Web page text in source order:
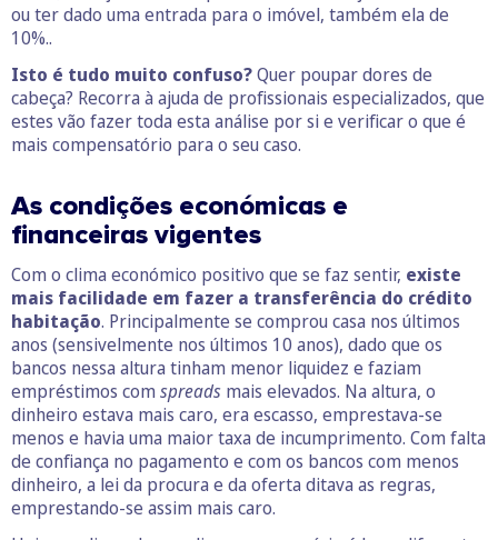
ou ter dado uma entrada para o imóvel, também ela de
10%..
Isto é tudo muito confuso?Quer poupar dores de
cabeça? Recorra à ajuda de profissionais especializados, que
estes vão fazer toda esta análise por si e verificar o que é
mais compensatório para o seu caso.
As condições económicas e
financeiras vigentes
Com o clima económico positivo que se faz sentir, existe
mais facilidade em fazer a transferência do crédito
habitação. Principalmente se comprou casa nos últimos
anos (sensivelmente nos últimos 10 anos), dado que os
bancos nessa altura tinham menor liquidez e faziam
empréstimos com spreads mais elevados. Na altura, o
dinheiro estava mais caro, era escasso, emprestava-se
menos e havia uma maior taxa de incumprimento. Com falta
de confiança no pagamento e com os bancos com menos
dinheiro, a lei da procura e da oferta ditava as regras,
emprestando-se assim mais caro.